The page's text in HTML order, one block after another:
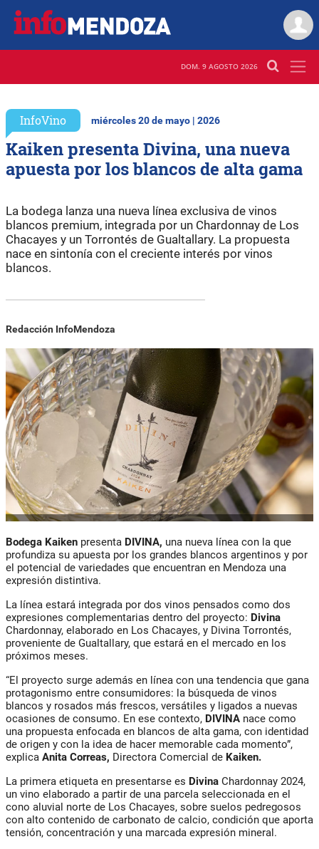
DOM. 9 AGOSTO 2026
InfoVino miércoles 20 de mayo | 2026
Kaiken presenta Divina, una nueva
apuesta por los blancos de alta gama
La bodega lanza una nueva línea exclusiva de vinos
blancos premium, integrada por un Chardonnay de Los
Chacayes y un Torrontés de Gualtallary. La propuesta
nace en sintonía con el creciente interés por vinos
blancos.
Redacción InfoMendoza
Bodega Kaiken presenta DIVINA, una nueva línea con la que
profundiza su apuesta por los grandes blancos argentinos y por
el potencial de variedades que encuentran en Mendoza una
expresión distintiva.
La línea estará integrada por dos vinos pensados como dos
expresiones complementarias dentro del proyecto: Divina
Chardonnay, elaborado en Los Chacayes, y Divina Torrontés,
proveniente de Gualtallary, que estará en el mercado en los
próximos meses.
“El proyecto surge además en línea con una tendencia que gana
protagonismo entre consumidores: la búsqueda de vinos
blancos y rosados más frescos, versátiles y ligados a nuevas
ocasiones de consumo. En ese contexto, DIVINA nace como
una propuesta enfocada en blancos de alta gama, con identidad
de origen y con la idea de hacer memorable cada momento”,
explica Anita Correas, Directora Comercial de Kaiken.
La primera etiqueta en presentarse es Divina Chardonnay 2024,
un vino elaborado a partir de una parcela seleccionada en el
cono aluvial norte de Los Chacayes, sobre suelos pedregosos
con alto contenido de carbonato de calcio, condición que aporta
tensión, concentración y una marcada expresión mineral.